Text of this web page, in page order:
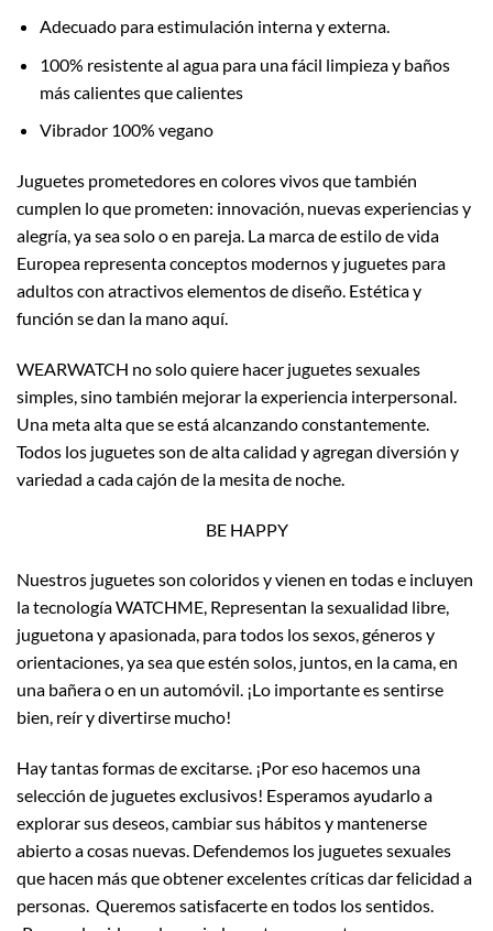
Adecuado para estimulación interna y externa.
100% resistente al agua para una fácil limpieza y baños
más calientes que calientes
Vibrador 100% vegano
Juguetes prometedores en colores vivos que también
cumplen lo que prometen: innovación, nuevas experiencias y
alegría, ya sea solo o en pareja. La marca de estilo de vida
Europea representa conceptos modernos y juguetes para
adultos con atractivos elementos de diseño. Estética y
función se dan la mano aquí.
WEARWATCH no solo quiere hacer juguetes sexuales
simples, sino también mejorar la experiencia interpersonal.
Una meta alta que se está alcanzando constantemente.
Todos los juguetes son de alta calidad y agregan diversión y
variedad a cada cajón de la mesita de noche.
BE HAPPY
Nuestros juguetes son coloridos y vienen en todas e incluyen
la tecnología WATCHME, Representan la sexualidad libre,
juguetona y apasionada, para todos los sexos, géneros y
orientaciones, ya sea que estén solos, juntos, en la cama, en
una bañera o en un automóvil. ¡Lo importante es sentirse
bien, reír y divertirse mucho!
Hay tantas formas de excitarse. ¡Por eso hacemos una
selección de juguetes exclusivos! Esperamos ayudarlo a
explorar sus deseos, cambiar sus hábitos y mantenerse
abierto a cosas nuevas. Defendemos los juguetes sexuales
que hacen más que obtener excelentes críticas dar felicidad a
personas. Queremos satisfacerte en todos los sentidos.